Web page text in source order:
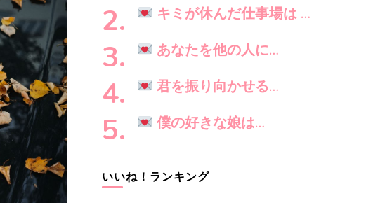
す
か
?
キミが休んだ仕事場は …
あなたを他の人に…
君を振り向かせる…
僕の好きな娘は…
いいね！ランキング